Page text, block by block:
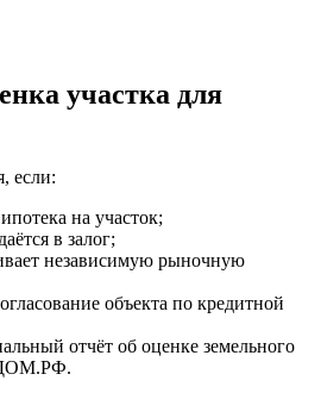
участка для
если:
на участок;
в залог;
независимую рыночную
объекта по кредитной
отчёт об оценке земельного
ДОМ.РФ.